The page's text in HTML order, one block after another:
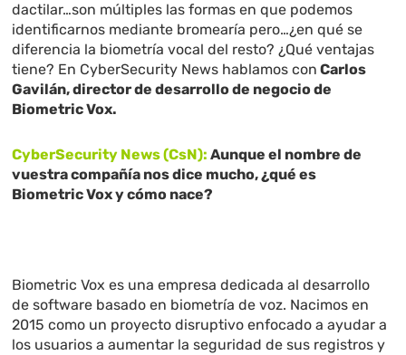
dactilar…son múltiples las formas en que podemos
identificarnos mediante bromearía pero…¿en qué se
diferencia la biometría vocal del resto? ¿Qué ventajas
tiene? En CyberSecurity News hablamos con Carlos
Gavilán, director de desarrollo de negocio de
Biometric Vox.
CyberSecurity News (CsN):Aunque el nombre de
vuestra compañía nos dice mucho, ¿qué es
Biometric Vox y cómo nace?
Biometric Vox es una empresa dedicada al desarrollo
de software basado en biometría de voz. Nacimos en
2015 como un proyecto disruptivo enfocado a ayudar a
los usuarios a aumentar la seguridad de sus registros y